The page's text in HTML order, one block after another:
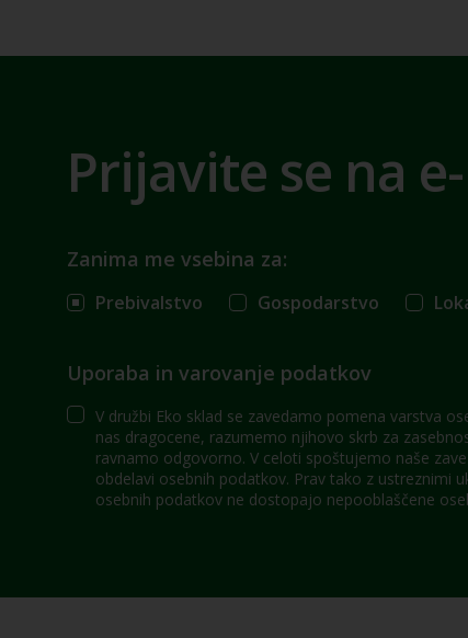
Prijavite se na
Zanima me vsebina za:
Prebivalstvo Gospodarstvo
Uporaba in varovanje podatkov
V družbi Eko sklad se zavedamo pomena varstva
nas dragocene, razumemo njihovo skrb za
ravnamo odgovorno. V celoti spoštujemo naše
obdelavi osebnih podatkov. Prav tako z ustreznimi
osebnih podatkov ne dostopajo nepooblaščene